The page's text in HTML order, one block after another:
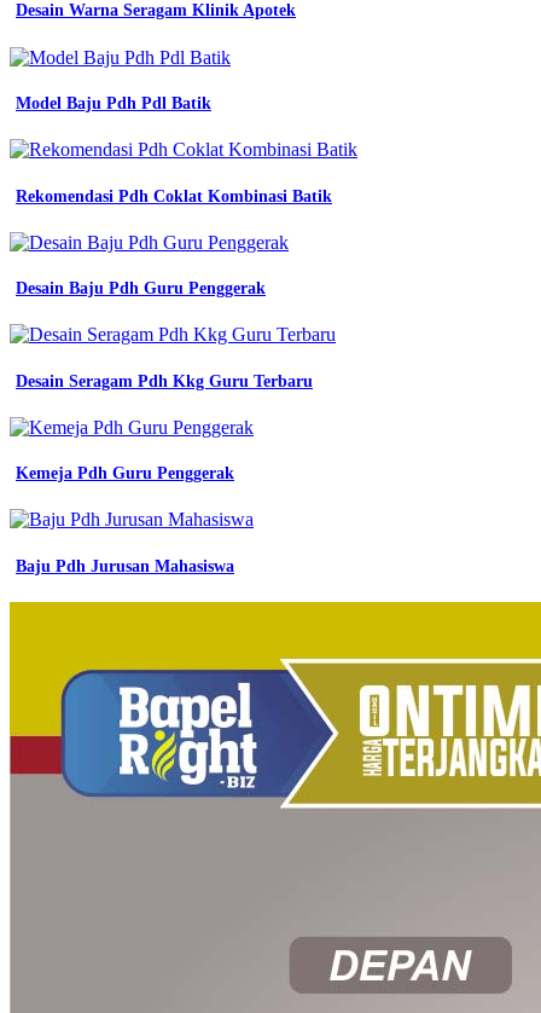
Desain Warna Seragam Klinik Apotek
Model Baju Pdh Pdl Batik
Rekomendasi Pdh Coklat Kombinasi Batik
Desain Baju Pdh Guru Penggerak
Desain Seragam Pdh Kkg Guru Terbaru
Kemeja Pdh Guru Penggerak
Baju Pdh Jurusan Mahasiswa